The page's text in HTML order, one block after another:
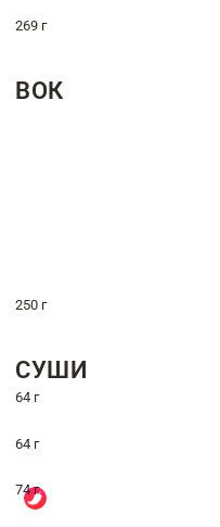
269 г
ВОК
250 г
СУШИ
64 г
64 г
74 г